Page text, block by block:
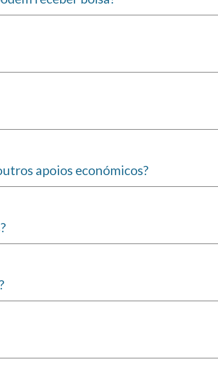
apoios económicos?